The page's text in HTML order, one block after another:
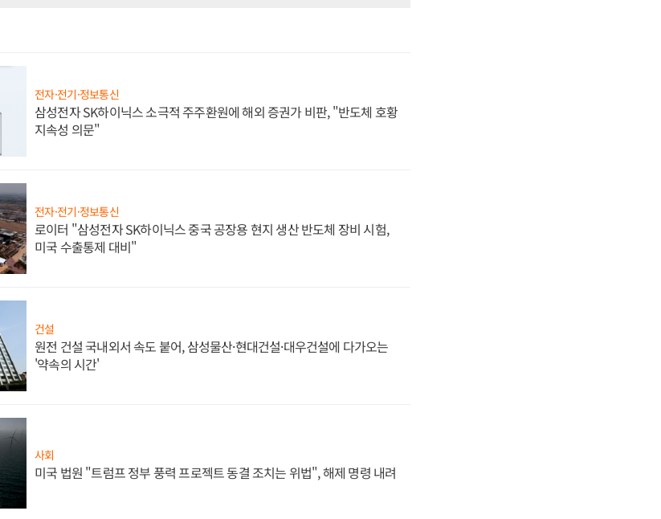
전자·전기·정보통신
삼성전자 SK하이닉스 소극적 주주환원에 해외 증권가 비판, "반도체 호황
지속성 의문"
전자·전기·정보통신
로이터 "삼성전자 SK하이닉스 중국 공장용 현지 생산 반도체 장비 시험,
미국 수출통제 대비"
건설
원전 건설 국내외서 속도 붙어, 삼성물산·현대건설·대우건설에 다가오는
'약속의 시간'
사회
미국 법원 "트럼프 정부 풍력 프로젝트 동결 조치는 위법", 해제 명령 내려